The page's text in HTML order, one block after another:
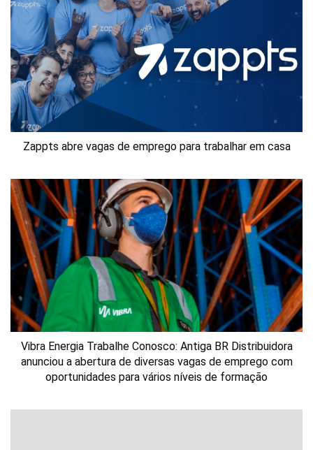
Zappts abre vagas de emprego para trabalhar em casa
Vibra Energia Trabalhe Conosco: Antiga BR Distribuidora
anunciou a abertura de diversas vagas de emprego com
oportunidades para vários níveis de formação